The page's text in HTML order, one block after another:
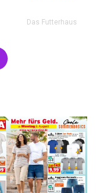
Das Futterhaus